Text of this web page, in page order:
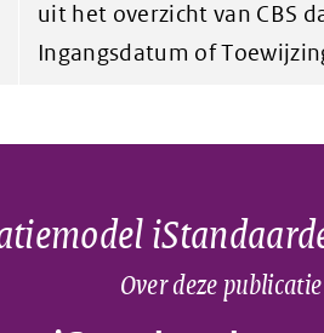
uit het overzicht van CBS
Ingangsdatum of
Over deze publicatie